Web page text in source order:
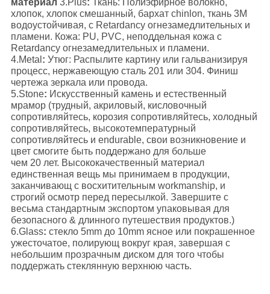
материал 3.Plus: Ткань: Полиэфирное волокно,
хлопок, хлопок смешанный, бархат chinlon, ткань 3M
водоустойчивая, с Retardancy огнезамедлительных и
пламени. Кожа: PU, PVC, неподдельная кожа с
Retardancy огнезамедлительных и пламени.
4.Metal : Утюг: Распылите картину или гальванизируя
процесс, нержавеющую сталь 201 или 304. Финиш
чертежа зеркала или провода.
5.Stone: Искусственный камень и естественный
мрамор (трудный, акриловый, кисловочный
сопротивляйтесь, корозия сопротивляйтесь, холодный
сопротивляйтесь, высокотемпературный
сопротивляйтесь и endurable, свои возникновение и
цвет смогите быть поддержано для больше
чем 20 лет. Высококачественный материал
единственная вещь мы принимаем в продукции,
заканчивающ с восхитительным workmanship, и
строгий осмотр перед пересылкой. Завершите с
весьма стандартным экспортом упаковывая для
безопасного & длинного путешествия продуктов.)
6.Glass: стекло 5mm до 10mm ясное или покрашенное
ужесточатое, полирующ вокруг края, завершая с
небольшим прозрачным диском для того чтобы
поддержать стеклянную верхнюю часть.